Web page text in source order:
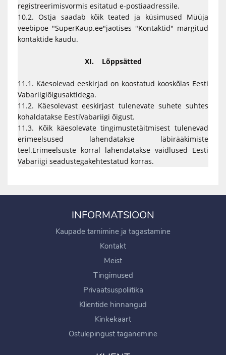
registreerimisvormis esitatud e-postiaadressile.
10.2. Ostja saadab kõik teated ja küsimused Müüja
veebipoe "SuperKaup.ee"jaotises "Kontaktid" märgitud
kontaktide kaudu.
XI. Lõppsätted
11.1. Käesolevad eeskirjad on koostatud kooskõlas Eesti
Vabariigiõigusaktidega.
11.2. Käesolevast eeskirjast tulenevate suhete suhtes
kohaldatakse EestiVabariigi õigust.
11.3. Kõik käesolevate tingimustetäitmisest tulenevad
erimeelsused lahendatakse läbirääkimiste
teel.Erimeelsuste korral lahendatakse vaidlused Eesti
Vabariigi seadustegakehtestatud korras.
INFORMATSIOON
Kaupade tarnimine ja tagastamine
Kontakt
Meist
Tingimused
Privaatsuspoliitika
Klientide hinnangud
Kinkekaart
Ostulepingust taganemine